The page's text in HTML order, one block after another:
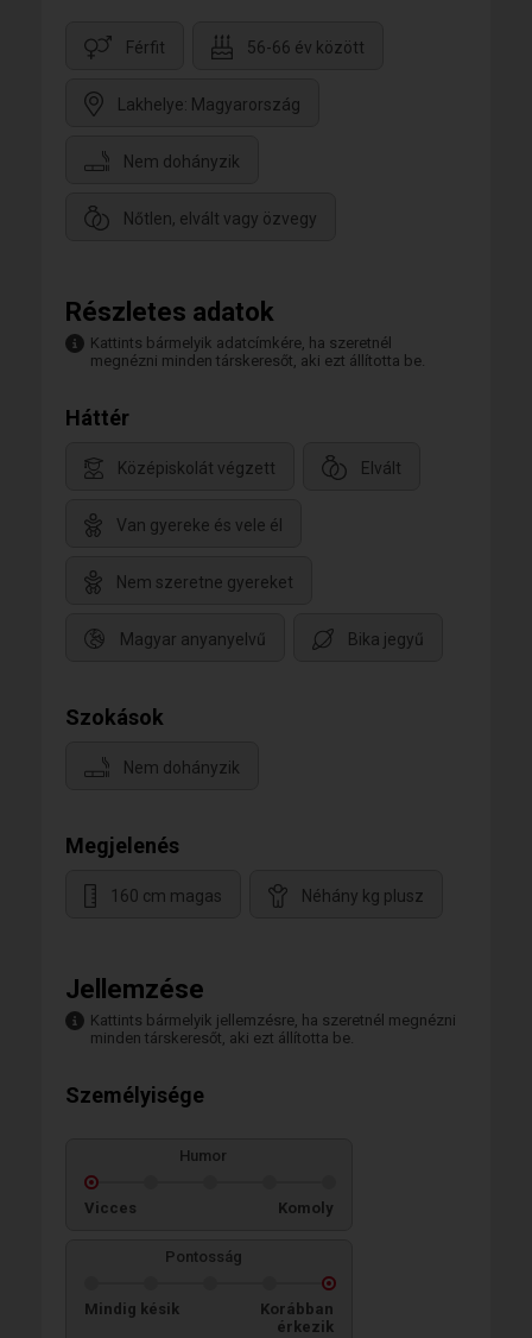
Férfit 56-66 év között
Lakhelye: Magyarország
Nem dohányzik
Nőtlen, elvált vagy özvegy
Részletes adatok
Kattints bármelyik adatcímkére, ha szeretnél
megnézni minden társkeresőt, aki ezt állította be.
Háttér
Középiskolát végzett Elvált
Van gyereke és vele él
Nem szeretne gyereket
Magyar anyanyelvű Bika jegyű
Szokások
Nem dohányzik
Megjelenés
160 cm magas Néhány kg plusz
Jellemzése
Kattints bármelyik jellemzésre, ha szeretnél megnézni
minden társkeresőt, aki ezt állította be.
Személyisége
Humor
Vicces Komoly
Pontosság
Mindig késik
Korábban
érkezik